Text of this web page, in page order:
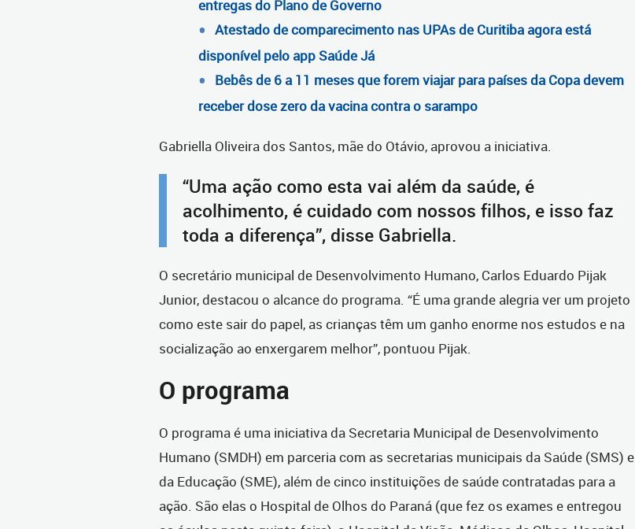
entregas do Plano de Governo
Atestado de comparecimento nas UPAs de Curitiba agora está
disponível pelo app Saúde Já
Bebês de 6 a 11 meses que forem viajar para países da Copa devem
receber dose zero da vacina contra o sarampo
Gabriella Oliveira dos Santos, mãe do Otávio, aprovou a iniciativa.
“Uma ação como esta vai além da saúde, é
acolhimento, é cuidado com nossos filhos, e isso faz
toda a diferença”, disse Gabriella.
O secretário municipal de Desenvolvimento Humano, Carlos Eduardo Pijak
Junior, destacou o alcance do programa. “É uma grande alegria ver um projeto
como este sair do papel, as crianças têm um ganho enorme nos estudos e na
socialização ao enxergarem melhor”, pontuou Pijak.
O programa
O programa é uma iniciativa da Secretaria Municipal de Desenvolvimento
Humano (SMDH) em parceria com as secretarias municipais da Saúde (SMS) e
da Educação (SME), além de cinco instituições de saúde contratadas para a
ação. São elas o Hospital de Olhos do Paraná (que fez os exames e entregou